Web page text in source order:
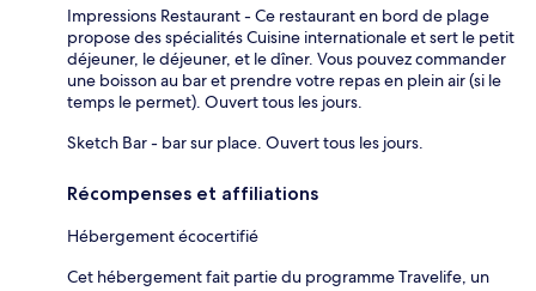
Impressions Restaurant - Ce restaurant en bord de plage
propose des spécialités Cuisine internationale et sert le petit
déjeuner, le déjeuner, et le dîner. Vous pouvez commander
une boisson au bar et prendre votre repas en plein air (si le
temps le permet). Ouvert tous les jours.
Sketch Bar - bar sur place. Ouvert tous les jours.
Récompenses et affiliations
Hébergement écocertifié
Cet hébergement fait partie du programme Travelife, un